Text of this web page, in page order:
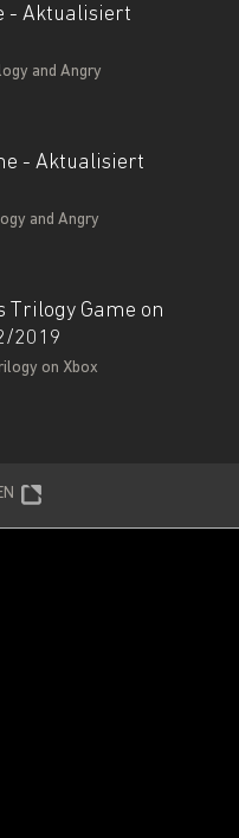
- Aktualisiert
and Angry
- Aktualisiert
and Angry
Trilogy Game on
2019
on Xbox